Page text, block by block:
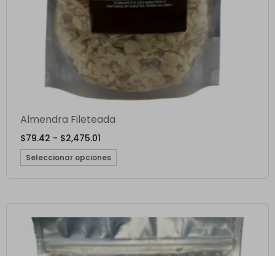
Almendra Fileteada
$79.42 - $2,475.01
Seleccionar opciones